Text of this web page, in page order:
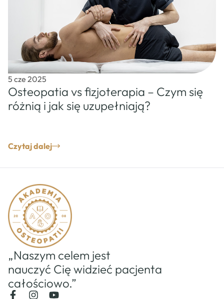
5 cze 2025
Osteopatia vs fizjoterapia – Czym się
różnią i jak się uzupełniają?
Czytaj dalej
„Naszym celem jest
nauczyć Cię widzieć pacjenta
całościowo.”